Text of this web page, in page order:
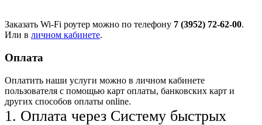
Заказать Wi-Fi роутер можно по телефону 7 (3952) 72-62-00.
Или в личном кабинете.
Оплата
Оплатить наши услуги можно в личном кабинете
пользователя с помощью карт оплаты, банковских карт и
других способов оплаты online.
1. Оплата через Систему быстрых